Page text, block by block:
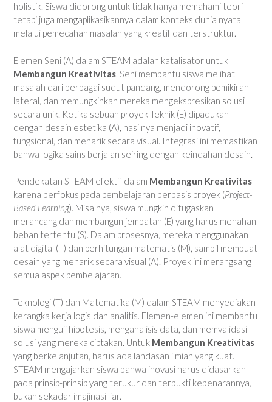
holistik. Siswa didorong untuk tidak hanya memahami teori
tetapi juga mengaplikasikannya dalam konteks dunia nyata
melalui pemecahan masalah yang kreatif dan terstruktur.
Elemen Seni (A) dalam STEAM adalah katalisator untuk
Membangun Kreativitas. Seni membantu siswa melihat
masalah dari berbagai sudut pandang, mendorong pemikiran
lateral, dan memungkinkan mereka mengekspresikan solusi
secara unik. Ketika sebuah proyek Teknik (E) dipadukan
dengan desain estetika (A), hasilnya menjadi inovatif,
fungsional, dan menarik secara visual. Integrasi ini memastikan
bahwa logika sains berjalan seiring dengan keindahan desain.
Pendekatan STEAM efektif dalam Membangun Kreativitas
karena berfokus pada pembelajaran berbasis proyek (Project-
Based Learning). Misalnya, siswa mungkin ditugaskan
merancang dan membangun jembatan (E) yang harus menahan
beban tertentu (S). Dalam prosesnya, mereka menggunakan
alat digital (T) dan perhitungan matematis (M), sambil membuat
desain yang menarik secara visual (A). Proyek ini merangsang
semua aspek pembelajaran.
Teknologi (T) dan Matematika (M) dalam STEAM menyediakan
kerangka kerja logis dan analitis. Elemen-elemen ini membantu
siswa menguji hipotesis, menganalisis data, dan memvalidasi
solusi yang mereka ciptakan. Untuk Membangun Kreativitas
yang berkelanjutan, harus ada landasan ilmiah yang kuat.
STEAM mengajarkan siswa bahwa inovasi harus didasarkan
pada prinsip-prinsip yang terukur dan terbukti kebenarannya,
bukan sekadar imajinasi liar.